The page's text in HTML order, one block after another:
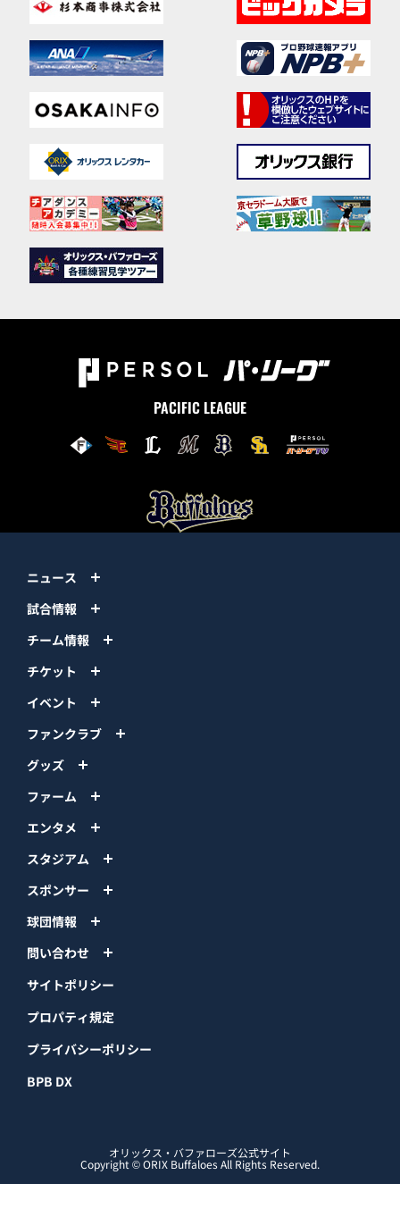
PACIFIC LEAGUE
ニュース
試合情報
チーム情報
チケット
イベント
ファンクラブ
グッズ
ファーム
エンタメ
スタジアム
スポンサー
球団情報
問い合わせ
サイトポリシー
プロパティ規定
プライバシーポリシー
BPB DX
オリックス・バファローズ公式サイト
Copyright © ORIX Buffaloes All Rights Reserved.